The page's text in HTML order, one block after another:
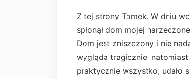
Z tej strony Tomek. W dniu
spłonął dom mojej
Dom jest zniszczony i nie
wygląda tragicznie,
praktycznie wszystko, udało